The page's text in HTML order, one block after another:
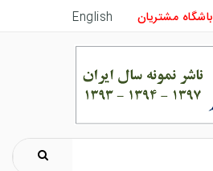
باشگاه مشتریان English